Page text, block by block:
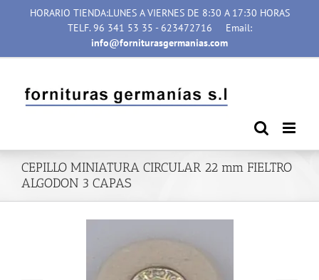
HORARIO TIENDA:LUNES A VIERNES DE 8:30 A 17:30 HORAS
TELF. 96 341 53 35 - 623472716
Email:
info@forniturasgermanias.com
CEPILLO MINIATURA CIRCULAR 22 mm FIELTRO
ALGODON 3 CAPAS